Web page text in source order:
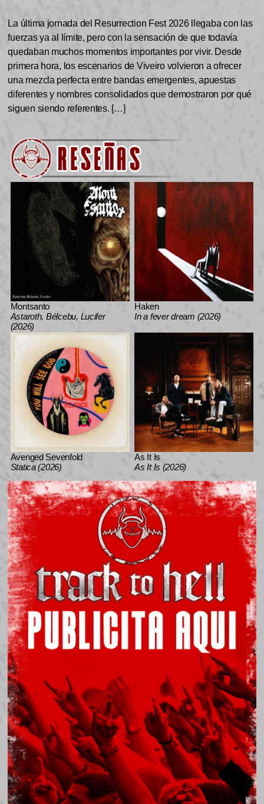
La última jornada del Resurrection Fest 2026 llegaba con las
fuerzas ya al límite, pero con la sensación de que todavía
quedaban muchos momentos importantes por vivir. Desde
primera hora, los escenarios de Viveiro volvieron a ofrecer
una mezcla perfecta entre bandas emergentes, apuestas
diferentes y nombres consolidados que demostraron por qué
siguen siendo referentes. […]
Montsanto
Astaroth, Bélcebu, Lucifer
(2026)
Haken
In a fever dream (2026)
Avenged Sevenfold
Statica (2026)
As It Is
As It Is (2026)